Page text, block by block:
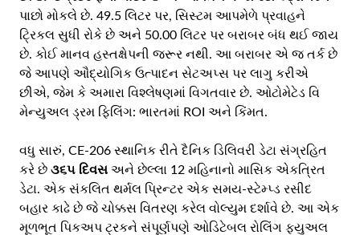
પાછો મોકલે છે. 49.5 લિટર પર, સિસ્ટમ આપમેળે પ્રવાહને
ટ્રિકલ સુધી રોકે છે અને 50.00 લિટર પર બરાબર બંધ થઈ જાય
છે. કોઈ માનવ હસ્તક્ષેપની જરૂર નથી. આ બરાબર એ જ તર્ક છે
જે આપણે ઔદ્યોગિક ઉત્પાદન સેટઅપ્સ પર લાગુ કરીએ
છીએ, જેમ કે અમારા વિશ્લેષણમાં વિગતવાર છે. ઓટોમેટેડ વિ
મેન્યુઅલ ડ્રમ ફિલિંગ: ભારતમાં ROI અને કિંમત.
વધુ સારું, CE-206 સ્થાનિક રીતે દૈનિક ડિલિવરી ડેટા સંગ્રહિત
કરે છે ૩૬૫ દિવસ અને છેલ્લા 12 મહિનાનો માસિક એકત્રિત
ડેટા. એક સંકલિત થર્મલ પ્રિન્ટર એક સમય-સ્ટેમ્પ્ડ રસીદ
બહાર કાઢે છે જે ચોક્કસ વિતરણ કરેલ વોલ્યુમ દર્શાવે છે. આ એક
મૂળભૂત પિકઅપ ટ્રકને સંપૂર્ણપણે ઓડિટેબલ રોલિંગ ફ્યુઅલ